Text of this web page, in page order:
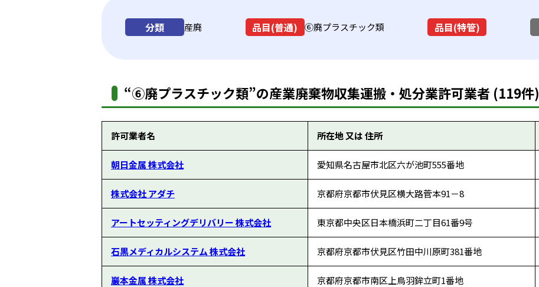
分類 産廃 品目(普通) ⑥廃プラスチック類 品目(特管)
“⑥廃プラスチック類”の産業廃棄物収集運搬・処分業許可業者 (119件)
許可業者名 所在地 又は 住所
朝日金属 株式会社 愛知県名古屋市北区六が池町555番地
株式会社 アダチ 京都府京都市伏見区横大路菅本91－8
アートセッティングデリバリー 株式会社 東京都中央区日本橋浜町二丁目61番9号
石黒メディカルシステム 株式会社 京都府京都市伏見区竹田中川原町381番地
巖本金属 株式会社 京都府京都市南区上鳥羽鉾立町1番地